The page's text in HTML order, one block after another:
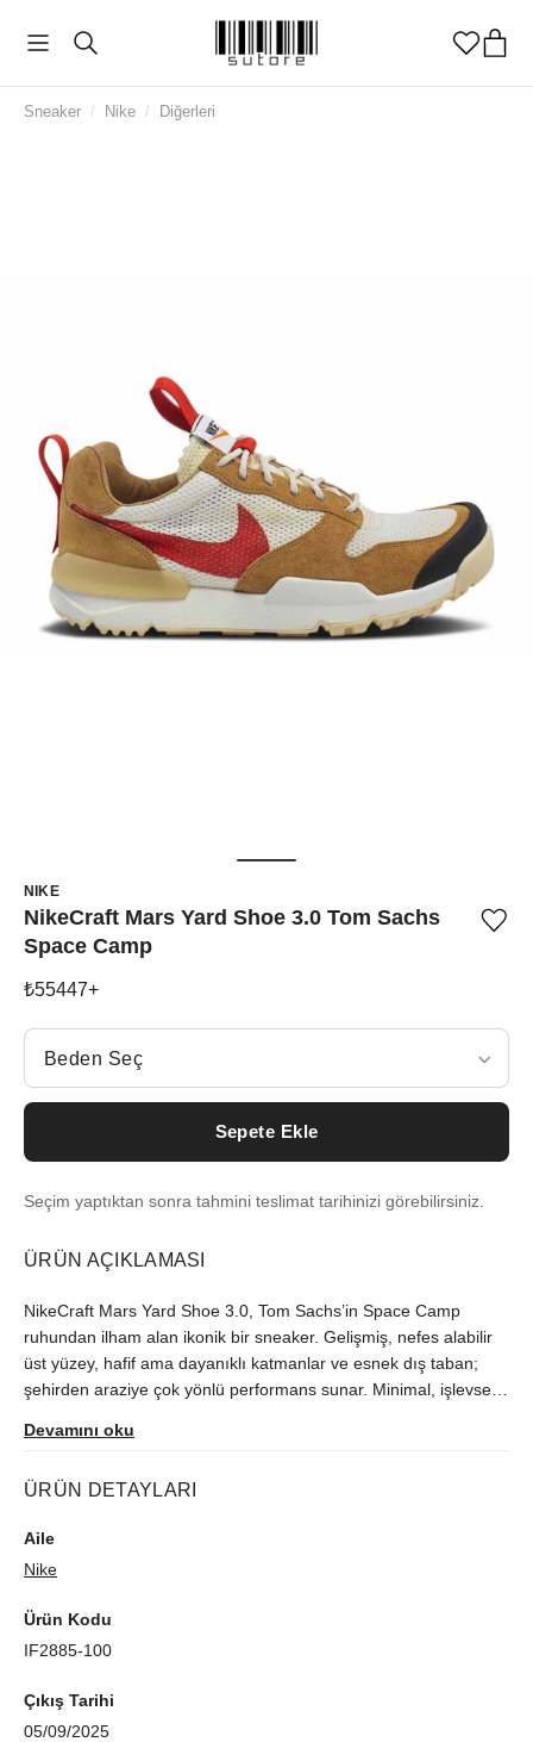
Sneaker / Nike / Diğerleri
NIKE
NikeCraft Mars Yard Shoe 3.0 Tom Sachs
Space Camp
₺55447+
Beden Seç
Beden Seç
Sepete Ekle
Seçim yaptıktan sonra tahmini teslimat tarihinizi görebilirsiniz.
ÜRÜN AÇIKLAMASI
NikeCraft Mars Yard Shoe 3.0, Tom Sachs’in Space Camp
ruhundan ilham alan ikonik bir sneaker. Gelişmiş, nefes alabilir
üst yüzey, hafif ama dayanıklı katmanlar ve esnek dış taban;
şehirden araziye çok yönlü performans sunar. Minimal, işlevsel
malzemelerle birleşir. Sınırlı üretim bu model, koleksiyonerler ve
Sachs iş birliğinin deneysel estetiğiyle günlük kullanımda ve keşif
Devamını oku
ÜRÜN DETAYLARI
Aile
Nike
Ürün Kodu
IF2885-100
Çıkış Tarihi
05/09/2025